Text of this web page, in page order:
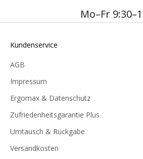
Mo–Fr
Kundenservice
AGB
Impressum
Ergomax & Datenschutz
Zufriedenheitsgarantie Plus
Umtausch & Rückgabe
Versandkosten